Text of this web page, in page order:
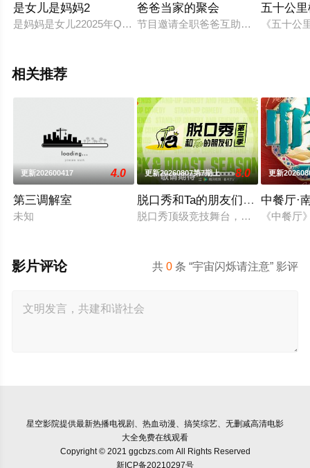
是女儿是妈妈2
是妈妈是女儿22025年Q1 罗敏娜团队 待定首档聚焦“母女关系”
爸爸当家的聚会
节目邀请全职爸爸互助会的老家庭们
五十公
《五十公
相关推荐
更新202600417 4.0
第三调解室
未知
更新20260807第7期上 8.0
脱口秀和Ta的朋友们 第三季
脱口秀顶级竞技舞台，年度热梗发源
更新
中餐厅·
《中餐厅
共0 条 “宇宙闪烁请注意” 影评
影片评论
星空影院提供最新热播电视剧、热血动漫、搞笑综艺、无删减高清电影
大全免费在线观看
Copyright © 2021 ggcbzs.com All Rights Reserved
新ICP备20210297号